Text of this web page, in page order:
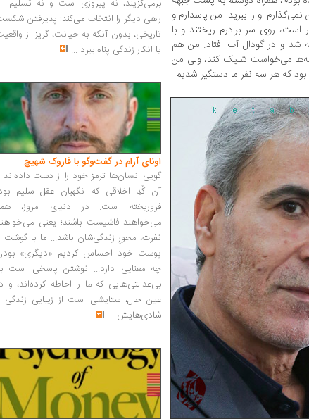
او را ببرید. من پاسدارم و
است، روی سر برادرم ریختند و با
و در گودال آب افتاد. من هم
می‌خواست شلیک کند، ولی من
که هر سه نفر ما دستگیر شدیم.
برمی‌گزیند، نه پیروزی است و نه تسلیم.
راهی دیگر را انتخاب می‌کند: پذیرفتن
تاریخی، بدون آنکه به خیانت، گریز از
یا انکار زندگی پناه ببرد ...
اونای آرام در گفت‌وگو با فاروک شهیچ‭
گویی انسان‌ها ترمزِ خود را از دست داده‌اند
آن کُدِ اخلاقی که نگهبان عقل سلیم
فروریخته است. در دنیای امروز،
می‌خواهند فاشیست باشند؛ یعنی
نفرت، محورِ زندگی‌شان باشد... ما با گوشت
پوست خود احساس کردیم «دیگری»
چه معنایی دارد... نوشتن پاسخی است
بی‌عدالتی‌هایی که ما را احاطه کرده‌اند، و
عین حال، ستایشی است از زیبایی زندگی
شادی‌هایش ...